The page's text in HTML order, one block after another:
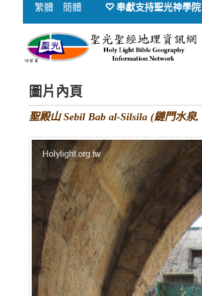
繁體 簡體 奉獻支持聖光神學院
圖片內頁
聖殿山 Sebil Bab al-Silsila (鏈門水泉